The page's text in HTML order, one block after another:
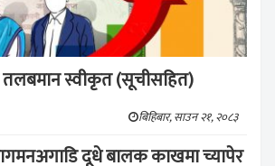
तलबमान स्वीकृत (सूचीसहित)
बिहिबार, साउन २१, २०८३
दूधे बालक काखमा च्यापेर